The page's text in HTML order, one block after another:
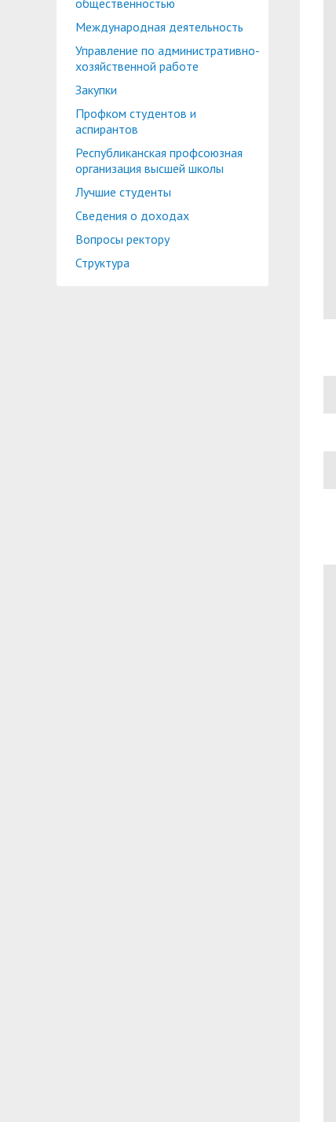
общественностью
Международная деятельность
Управление по административно-
хозяйственной работе
Закупки
Профком студентов и
аспирантов
Республиканская профсоюзная
организация высшей школы
Лучшие студенты
Сведения о доходах
Вопросы ректору
Структура